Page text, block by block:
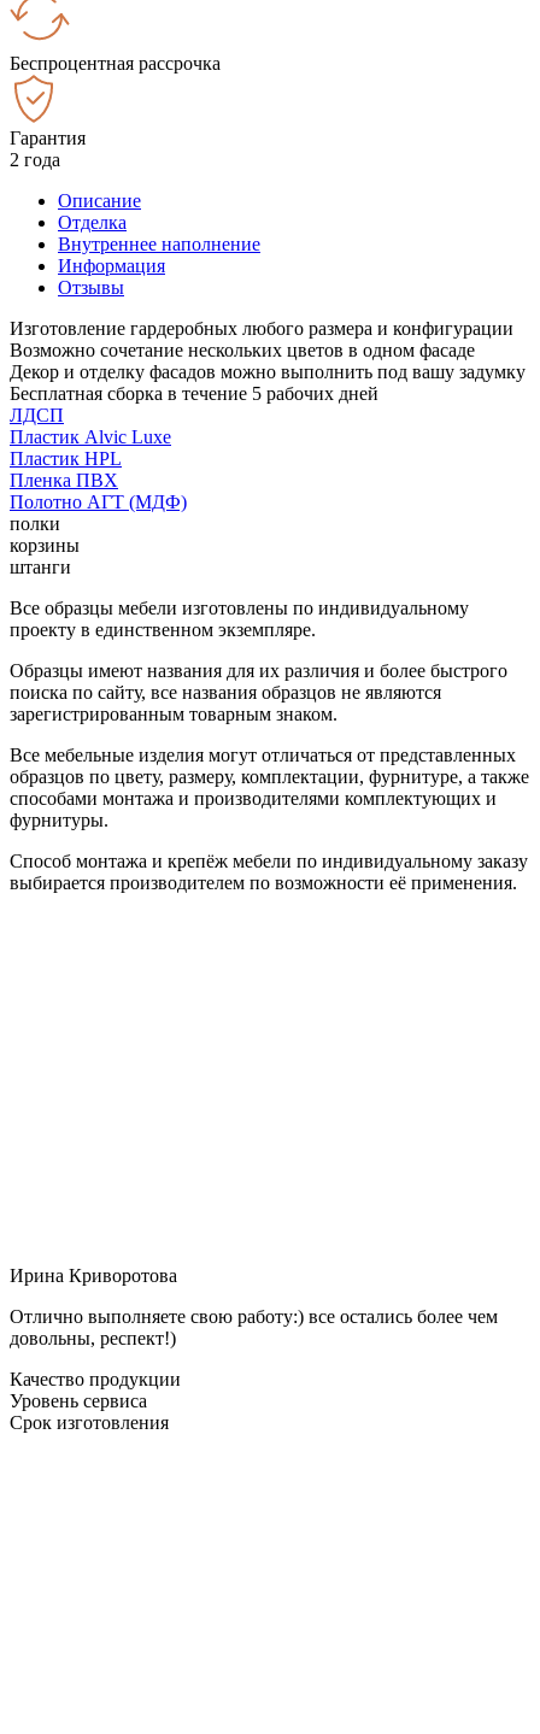
Беспроцентная рассрочка
Гарантия
2 года
Описание
Отделка
Внутреннее наполнение
Информация
Отзывы
Изготовление гардеробных любого размера и конфигурации
Возможно сочетание нескольких цветов в одном фасаде
Декор и отделку фасадов можно выполнить под вашу задумку
Бесплатная сборка в течение 5 рабочих дней
ЛДСП
Пластик Alvic Luxe
Пластик HPL
Пленка ПВХ
Полотно АГТ (МДФ)
полки
корзины
штанги
Все образцы мебели изготовлены по индивидуальному
проекту в единственном экземпляре.
Образцы имеют названия для их различия и более быстрого
поиска по сайту, все названия образцов не являются
зарегистрированным товарным знаком.
Все мебельные изделия могут отличаться от представленных
образцов по цвету, размеру, комплектации, фурнитуре, а также
способами монтажа и производителями комплектующих и
фурнитуры.
Способ монтажа и крепёж мебели по индивидуальному заказу
выбирается производителем по возможности её применения.
Ирина Криворотова
Отлично выполняете свою работу:) все остались более чем
довольны, респект!)
Качество продукции
Уровень сервиса
Срок изготовления